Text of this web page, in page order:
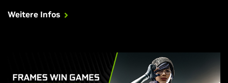
erreicht.
Weitere Infos